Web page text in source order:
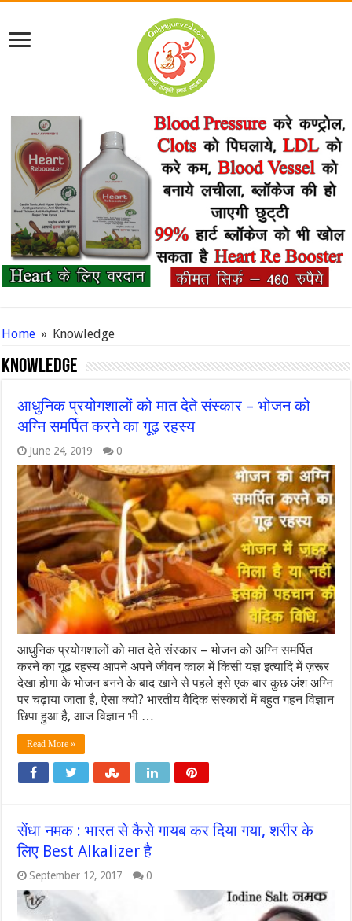
Home » Knowledge
Knowledge
आधुनिक प्रयोगशालों को मात देते संस्कार – भोजन को
अग्नि समर्पित करने का गूढ़ रहस्य
June 24, 2019 0
आधुनिक प्रयोगशालों को मात देते संस्कार – भोजन को अग्नि समर्पित
करने का गूढ़ रहस्य आपने अपने जीवन काल में किसी यज्ञ इत्यादि में ज़रूर
देखा होगा के भोजन बनने के बाद खाने से पहले इसे एक बार कुछ अंश अग्नि
पर चढ़ाया जाता है, ऐसा क्यों? भारतीय वैदिक संस्कारों में बहुत गहन विज्ञान
छिपा हुआ है, आज विज्ञान भी …
Read More »
सेंधा नमक : भारत से कैसे गायब कर दिया गया, शरीर के
लिए Best Alkalizer है
September 12, 2017 0